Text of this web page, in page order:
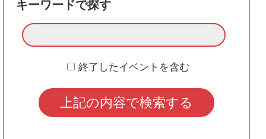
キーワードで探す
終了したイベントを含む